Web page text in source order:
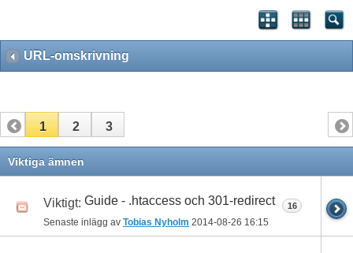
URL-omskrivning
1 2 3
Viktiga ämnen
Viktigt: Guide - .htaccess och 301-redirect
Senaste inlägg av Tobias Nyholm 2014-08-26 16:15
16